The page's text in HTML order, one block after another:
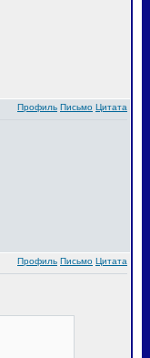
Профиль Письмо Цитата
Профиль Письмо Цитата